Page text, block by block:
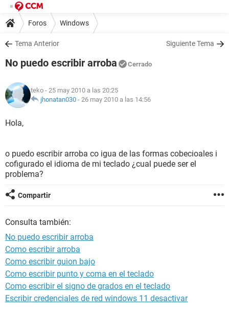
Foros Windows
Tema Anterior Siguiente Tema
No puedo escribir arroba Cerrado
teko - 25 may 2010 a las 20:25
jhonatan030 - 26 may 2010 a las 14:56
Hola,
o puedo escribir arroba co igua de las formas cobecioales i
cofigurado el idioma de mi teclado ¿cual puede ser el
problema?
Compartir
Consulta también:
No puedo escribir arroba
Como escribir arroba
Como escribir guion bajo
Como escribir punto y coma en el teclado
Como escribir el signo de grados en el teclado
Escribir credenciales de red windows 11 desactivar